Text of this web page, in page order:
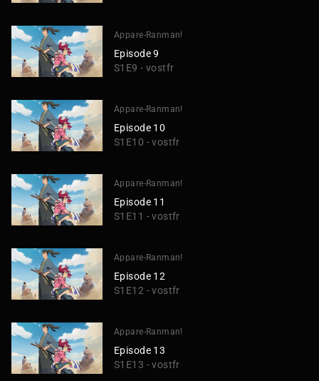
Appare-Ranman!
Episode 9
S1E9 - vostfr
Appare-Ranman!
Episode 10
S1E10 - vostfr
Appare-Ranman!
Episode 11
S1E11 - vostfr
Appare-Ranman!
Episode 12
S1E12 - vostfr
Appare-Ranman!
Episode 13
S1E13 - vostfr